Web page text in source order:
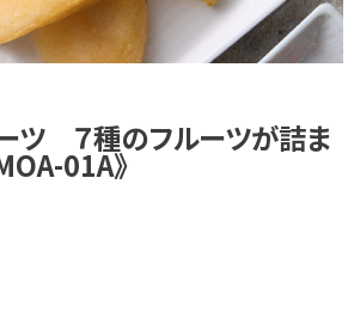
ツ ７種のフルーツが詰ま
01A》